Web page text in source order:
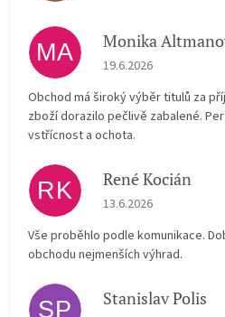
MA Monika
Hodnocení obchodu je
19.6.2026
Obchod má široký výběr titulů za
zboží dorazilo pečlivě zabalené.
vstřícnost a ochota.
RK René Kocián
Hodnocení obchodu je
13.6.2026
Vše proběhlo podle komunikace.
obchodu nejmenších výhrad.
SP Stanislav Polis